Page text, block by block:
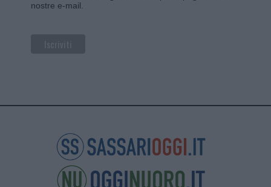
nostre e-mail.